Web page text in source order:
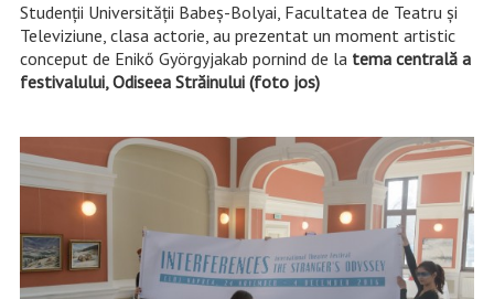
Studenții Universităţii Babeș-Bolyai, Facultatea de Teatru și
Televiziune, clasa actorie, au prezentat un moment artistic
conceput de Enikő Györgyjakab pornind de la tema centrală a
festivalului, Odiseea Străinului (foto jos)